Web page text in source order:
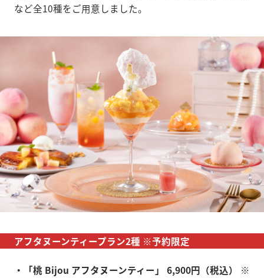
など全10種をご用意しました。
アフタヌーンティープラン2種 ※予約限定
・「桃 Bijou アフタヌーンティー」 6,900円（税込） ※